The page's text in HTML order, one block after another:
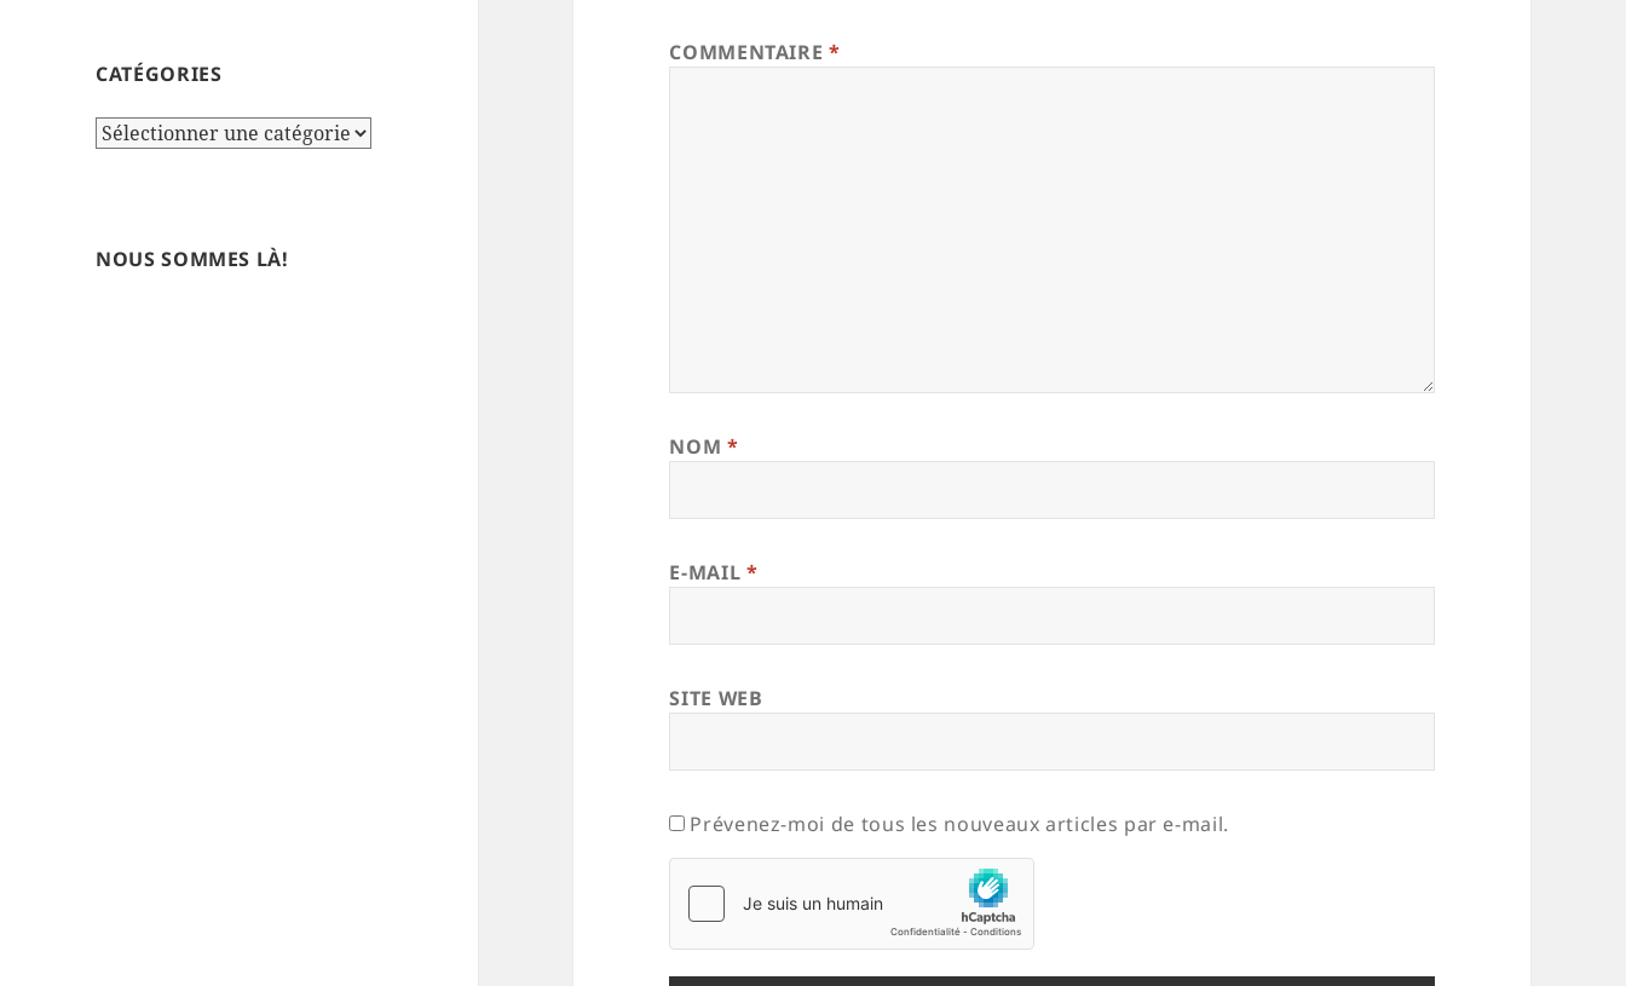
CATÉGORIES
Catégories
NOUS SOMMES LÀ!
COMMENTAIRE*
NOM *
E-MAIL *
SITE WEB
Prévenez-moi de tous les nouveaux articles par e-mail.